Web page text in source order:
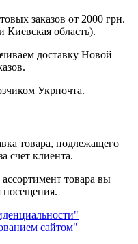
заказов от 2000 грн.
область).
доставку Новой
Укрпочта.
товара, подлежащего
счет клиента.
товара вы
посещения.
сайтом"